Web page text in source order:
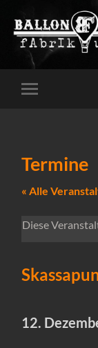
Mobile-
Termine
« Alle
Diese
12.